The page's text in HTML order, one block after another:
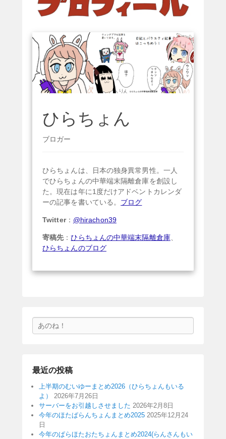
ひらちょん
ブロガー
ひらちょんは、日本の独身異常男性。一人
でひらちょんの中華端末隔離倉庫を創設し
た。現在は年に1度だけアドベントカレンダ
ーの記事を書いている。 ブログ
Twitter： @hirachon39
寄稿先 ：ひらちょんの中華端末隔離倉庫、
ひらちょんのブログ
索
最近の投稿
上半期のむいゆーまとめ2026（ひらちょんもいる
よ）
2026年7月26日
サーバーをお引越しさせました 2026年2月8日
今年のほたぱらんちょんまとめ2025 2025年12月24
日
今年のぱらほたおたちょんまとめ2024(らんさんもい